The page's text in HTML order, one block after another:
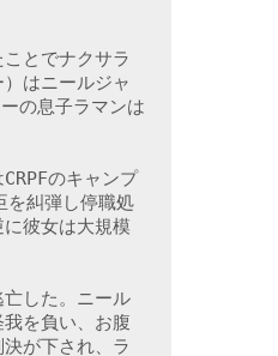
とでナクサラ
はニールジャ
の息子ラマンは
のキャンプ
を糾弾し停職処
彼女は大規模
した。ニール
を負い、お腹
が下され、ラ